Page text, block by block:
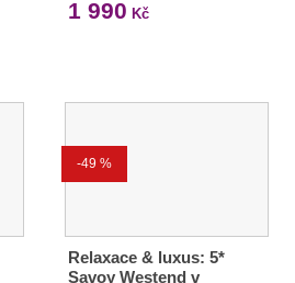
1 990 Kč
-49 %
Relaxace & luxus: 5*
Savoy Westend v